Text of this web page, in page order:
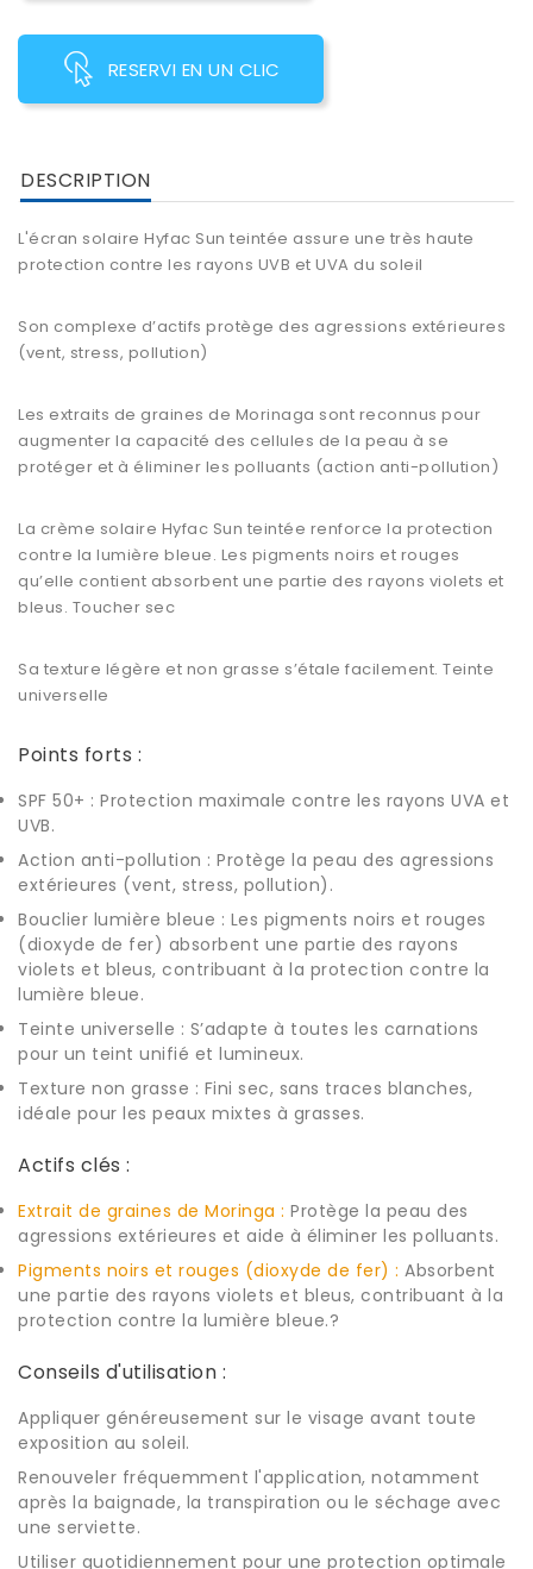
RESERVI EN UN CLIC
DESCRIPTION
L'écran solaire Hyfac Sun teintée assure une très haute
protection contre les rayons UVB et UVA du soleil
Son complexe d’actifs protège des agressions extérieures
(vent, stress, pollution)
Les extraits de graines de Morinaga sont reconnus pour
augmenter la capacité des cellules de la peau à se
protéger et à éliminer les polluants (action anti-pollution)
La crème solaire Hyfac Sun teintée renforce la protection
contre la lumière bleue. Les pigments noirs et rouges
qu’elle contient absorbent une partie des rayons violets et
bleus. Toucher sec
Sa texture légère et non grasse s’étale facilement. Teinte
universelle
Points forts :
SPF 50+ : Protection maximale contre les rayons UVA et
UVB.
Action anti-pollution : Protège la peau des agressions
extérieures (vent, stress, pollution).
Bouclier lumière bleue : Les pigments noirs et rouges
(dioxyde de fer) absorbent une partie des rayons
violets et bleus, contribuant à la protection contre la
lumière bleue.
Teinte universelle : S’adapte à toutes les carnations
pour un teint unifié et lumineux.
Texture non grasse : Fini sec, sans traces blanches,
idéale pour les peaux mixtes à grasses.
Actifs clés :
Extrait de graines de Moringa : Protège la peau des
agressions extérieures et aide à éliminer les polluants.
Pigments noirs et rouges (dioxyde de fer) : Absorbent
une partie des rayons violets et bleus, contribuant à la
protection contre la lumière bleue.?
Conseils d'utilisation :
Appliquer généreusement sur le visage avant toute
exposition au soleil.
Renouveler fréquemment l'application, notamment
après la baignade, la transpiration ou le séchage avec
une serviette.
Utiliser quotidiennement pour une protection optimale